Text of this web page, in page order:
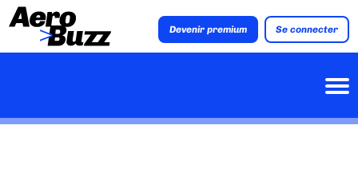
Devenir premium Se connecter